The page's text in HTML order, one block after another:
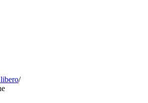
/